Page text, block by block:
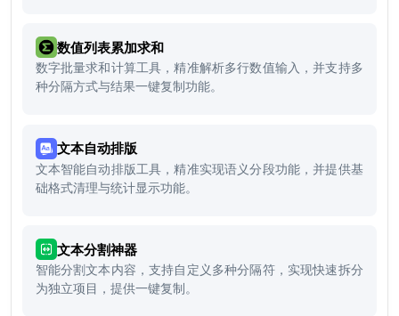
数值列表累加求和
数字批量求和计算工具，精准解析多行数值输入，并支持多
种分隔方式与结果一键复制功能。
文本自动排版
文本智能自动排版工具，精准实现语义分段功能，并提供基
础格式清理与统计显示功能。
文本分割神器
智能分割文本内容，支持自定义多种分隔符，实现快速拆分
为独立项目，提供一键复制。